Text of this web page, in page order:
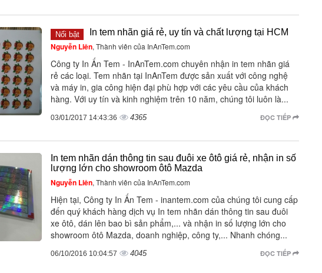
Nổi bật In tem nhãn giá rẻ, uy tín và chất lượng tại HCM
Nguyễn Liên, Thành viên của InAnTem.com
Công ty In Ấn Tem - InAnTem.com chuyên nhận in tem nhãn giá
rẻ các loại. Tem nhãn tại InAnTem được sản xuất với công nghệ
và máy in, gia công hiện đại phù hợp với các yêu cầu của khách
hàng. Với uy tín và kinh nghiệm trên 10 năm, chúng tôi luôn là...
ĐỌC TIẾP
03/01/2017 14:43:36 4365
In tem nhãn dán thông tin sau đuôi xe ôtô giá rẻ, nhận in số
lượng lớn cho showroom ôtô Mazda
Nguyễn Liên, Thành viên của InAnTem.com
Hiện tại, Công ty In Ấn Tem - inantem.com của chúng tôi cung cấp
đến quý khách hàng dịch vụ In tem nhãn dán thông tin sau đuôi
xe ôtô, dán lên bao bì sản phẩm,... và nhận in số lượng lớn cho
showroom ôtô Mazda, doanh nghiệp, công ty,... Nhanh chóng...
ĐỌC TIẾP
06/10/2016 10:04:57 4045